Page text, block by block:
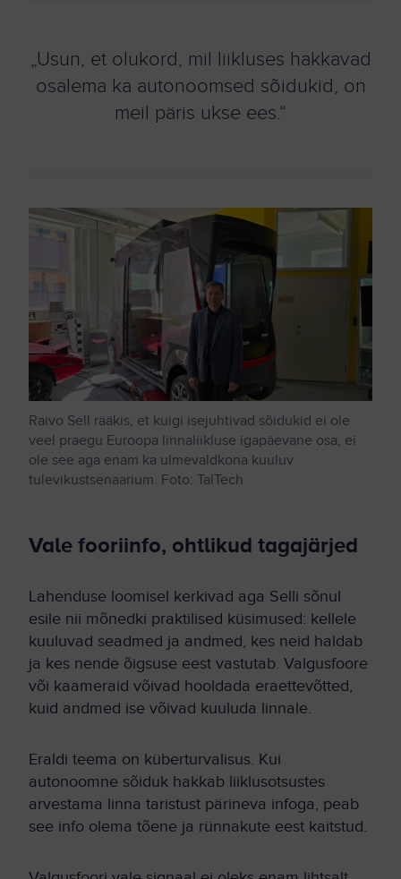
„Usun, et olukord, mil liikluses hakkavad
osalema ka autonoomsed sõidukid, on
meil päris ukse ees.“
Raivo Sell rääkis, et kuigi isejuhtivad sõidukid ei ole
veel praegu Euroopa linnaliikluse igapäevane osa, ei
ole see aga enam ka ulmevaldkona kuuluv
tulevikustsenaarium. Foto: TalTech
Vale fooriinfo, ohtlikud tagajärjed
Lahenduse loomisel kerkivad aga Selli sõnul
esile nii mõnedki praktilised küsimused: kellele
kuuluvad seadmed ja andmed, kes neid haldab
ja kes nende õigsuse eest vastutab. Valgusfoore
või kaameraid võivad hooldada eraettevõtted,
kuid andmed ise võivad kuuluda linnale.
Eraldi teema on küberturvalisus. Kui
autonoomne sõiduk hakkab liiklusotsustes
arvestama linna taristust pärineva infoga, peab
see info olema tõene ja rünnakute eest kaitstud.